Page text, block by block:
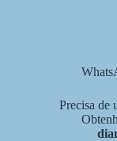
Precisa de